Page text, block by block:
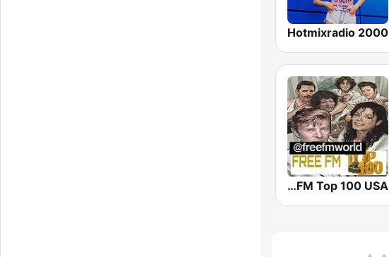
Hotmixradio 2000
Free FM Top 100 USA